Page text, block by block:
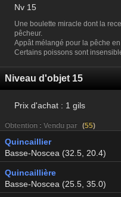
Nv 15
Une boulette miracle dont la
pêcheur.
Appât mélangé pour la pêche
Certains poissons sont
Niveau d'objet 15
Prix d'achat : 1 gils
Obtention : Vendu par (55)
Quincaillier
Basse-Noscea (32.5, 20.4)
Quincaillière
Basse-Noscea (25.5, 35.0)